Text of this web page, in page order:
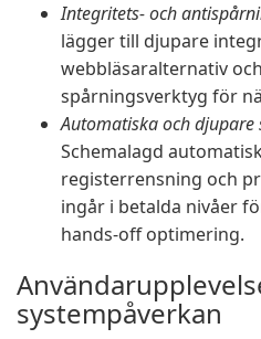
Integritets- och
lägger till djupare
webbläsaralternativ
spårningsverktyg för
Automatiska och
Schemalagd
registerrensning och
ingår i betalda nivåer
hands-off optimering.
systempåverkan